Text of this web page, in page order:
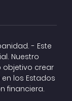
- Este
Nuestro
objetivo crear
los Estados
financiera.